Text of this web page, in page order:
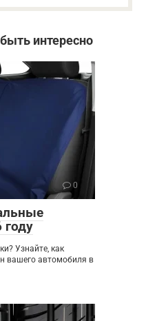
интересно
0
году
Узнайте, как
вашего автомобиля в